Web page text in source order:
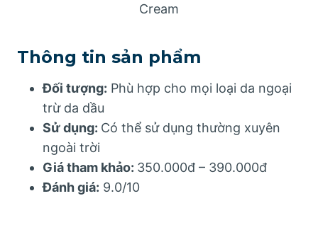
Cream
Thông tin sản phẩm
Đối tượng: Phù hợp cho mọi loại da ngoại
trừ da dầu
Sử dụng: Có thể sử dụng thường xuyên
ngoài trời
Giá tham khảo: 350.000đ – 390.000đ
Đánh giá: 9.0/10